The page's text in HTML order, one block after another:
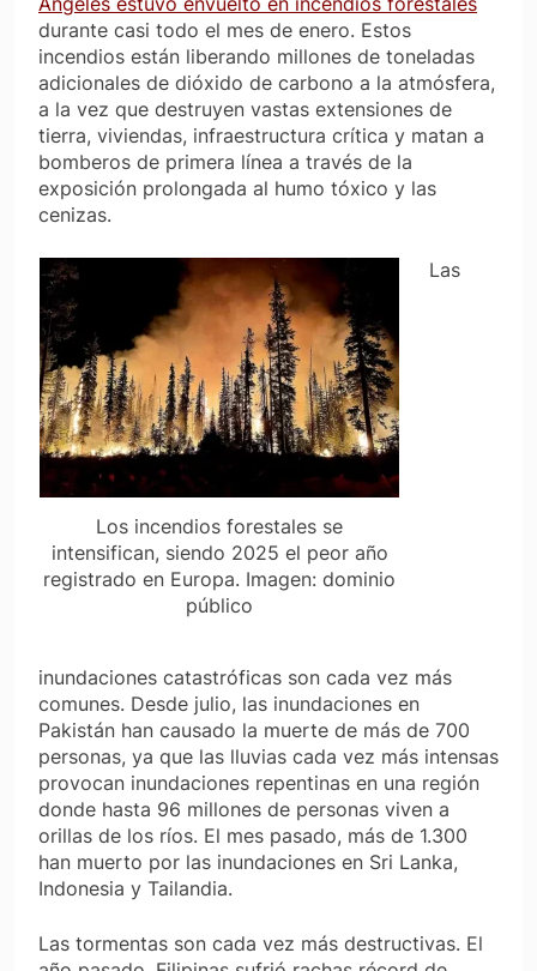
durante casi todo el mes de enero. Estos
incendios están liberando millones de toneladas
adicionales de dióxido de carbono a la atmósfera,
a la vez que destruyen vastas extensiones de
tierra, viviendas, infraestructura crítica y matan a
bomberos de primera línea a través de la
exposición prolongada al humo tóxico y las
cenizas.
Los incendios forestales se
intensifican, siendo 2025 el peor año
registrado en Europa. Imagen: dominio
público
Las
inundaciones catastróficas son cada vez más
comunes. Desde julio, las inundaciones en
Pakistán han causado la muerte de más de 700
personas, ya que las lluvias cada vez más intensas
provocan inundaciones repentinas en una región
donde hasta 96 millones de personas viven a
orillas de los ríos. El mes pasado, más de 1.300
han muerto por las inundaciones en Sri Lanka,
Indonesia y Tailandia.
Las tormentas son cada vez más destructivas. El